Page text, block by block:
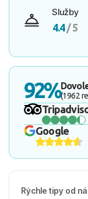
Služby
4.4/ 5
92%(1962
Google
Rýchle tipy od